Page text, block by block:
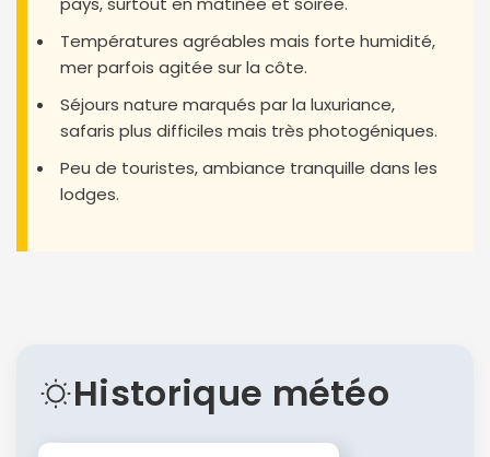
Températures agréables mais forte humidité,
mer parfois agitée sur la côte.
Séjours nature marqués par la luxuriance,
safaris plus difficiles mais très photogéniques.
Peu de touristes, ambiance tranquille dans les
lodges.
Historique météo